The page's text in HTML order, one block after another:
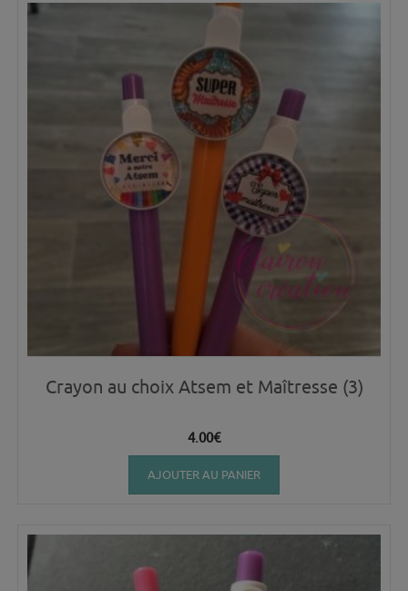
Crayon au choix Atsem et Maîtresse (3)
4.00€
AJOUTER AU PANIER